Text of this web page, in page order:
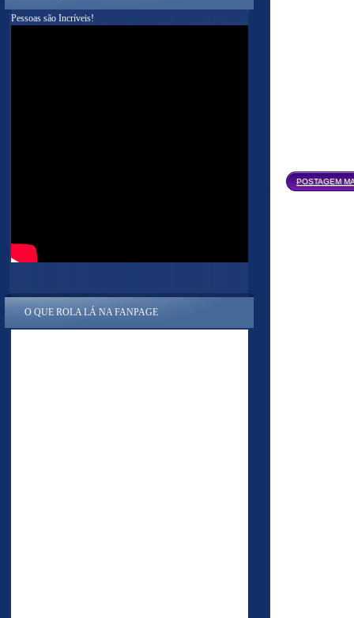
POSTAGEM
Pessoas são Incríveis!
O QUE ROLA LÁ NA FANPAGE